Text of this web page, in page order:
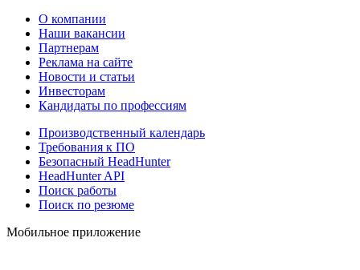
О компании
Наши вакансии
Партнерам
Реклама на сайте
Новости и статьи
Инвесторам
Кандидаты по профессиям
Производственный календарь
Требования к ПО
Безопасный HeadHunter
HeadHunter API
Поиск работы
Поиск по резюме
Мобильное приложение